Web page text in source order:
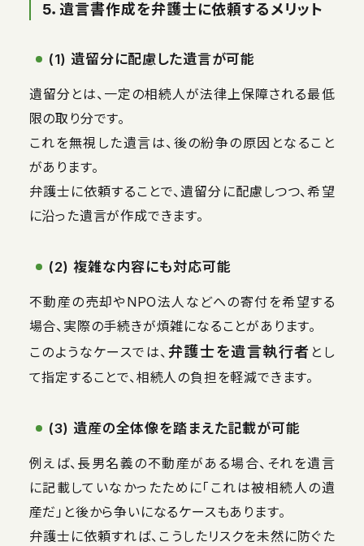
5．遺言書作成を弁護士に依頼するメリット
(1) 遺留分に配慮した遺言が可能
遺留分とは、一定の相続人が法律上保障される最低
限の取り分です。
これを無視した遺言は、後の紛争の原因となること
があります。
弁護士に依頼することで、遺留分に配慮しつつ、希望
に沿った遺言が作成できます。
(2) 複雑な内容にも対応可能
不動産の売却やNPO法人などへの寄付を希望する
場合、実際の手続きが煩雑になることがあります。
このようなケースでは、 弁護士を遺言執行者 とし
て指定することで、相続人の負担を軽減できます。
(3) 遺産の全体像を踏まえた記載が可能
例えば、長男名義の不動産がある場合、それを遺言
に記載していなかったために「これは被相続人の遺
産だ」と後から争いになるケースもあります。
弁護士に依頼すれば、こうしたリスクを未然に防ぐた